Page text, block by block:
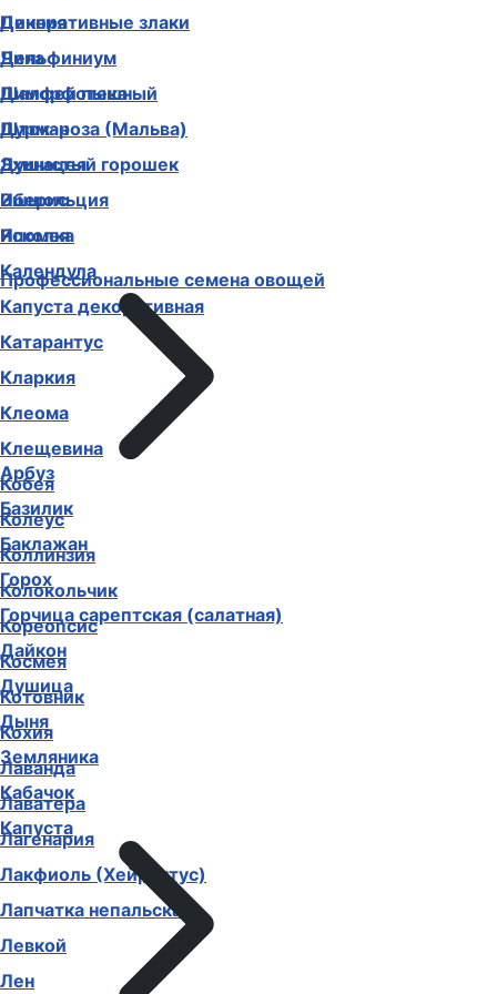
Декоративные злаки
Дельфиниум
Диморфотека
Дурман
Душистый горошек
Иберис
Ипомея
Календула
Капуста декоративная
Катарантус
Кларкия
Клеома
Клещевина
Кобея
Колеус
Коллинзия
Колокольчик
Кореопсис
Космея
Котовник
Кохия
Лаванда
Лаватера
Лагенария
Лакфиоль (Хейрантус)
Лапчатка непальская
Левкой
Лен
Цинния
Чина
Шалфей пышный
Шток-роза (Мальва)
Эхинацея
Эшшольция
Ясколка
Профессиональные семена овощей
Арбуз
Базилик
Баклажан
Горох
Горчица сарептская (салатная)
Дайкон
Душица
Дыня
Земляника
Кабачок
Капуста